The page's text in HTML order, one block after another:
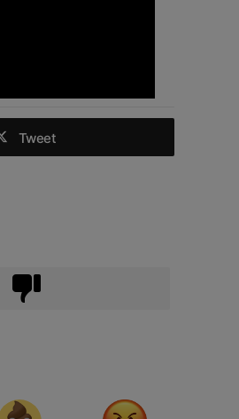
Tweet